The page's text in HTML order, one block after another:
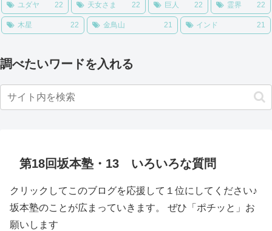
ユダヤ 22 天女さま 22 巨人 22 霊界 22
木星 22 金鳥山 21 インド 21
調べたいワードを入れる
第18回坂本塾・13 いろいろな質問
クリックしてこのブログを応援して１位にしてください♪
坂本塾のことが広まっていきます。 ぜひ「ポチッと」お
願いします